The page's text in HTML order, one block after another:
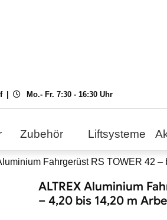
Mo.- Fr. 7:30 - 16:30 Uhr
Zubehör Liftsysteme
Fahrgerüst RS TOWER 42
ALTREX Aluminium
– 4,20 bis 14,20 m